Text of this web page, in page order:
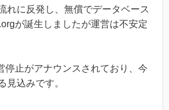
れに反発し、無償でデータベース
が誕生しましたが運営は不安定
停止がアナウンスされており、今
見込みです。